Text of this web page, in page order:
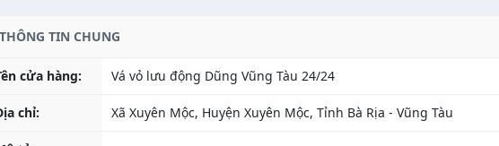
THÔNG TIN CHUNG
cửa hàng: Vá vỏ lưu động Dũng Vũng Tàu 24/24
chỉ: Xã Xuyên Mộc, Huyện Xuyên Mộc, Tỉnh Bà Rịa - Vũng Tàu